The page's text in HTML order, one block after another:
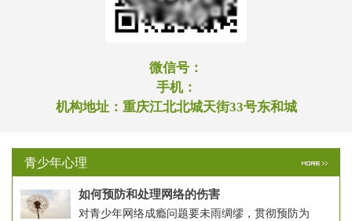
微信号：
手机：
机构地址： 重庆江北北城天街33号东和城
青少年心理
如何预防和处理网络的伤害
对青少年网络成瘾问题要未雨绸缪，贯彻预防为